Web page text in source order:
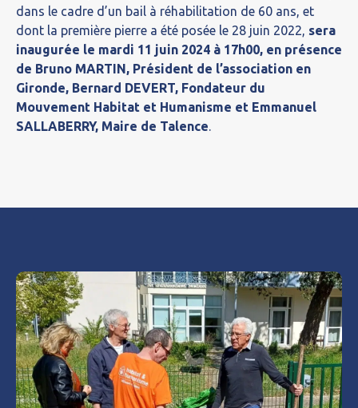
dans le cadre d’un bail à réhabilitation de 60 ans, et
dont la première pierre a été posée le 28 juin 2022, sera
inaugurée le mardi 11 juin 2024 à 17h00, en présence
de Bruno MARTIN, Président de l’association en
Gironde, Bernard DEVERT, Fondateur du
Mouvement Habitat et Humanisme et Emmanuel
SALLABERRY, Maire de Talence.